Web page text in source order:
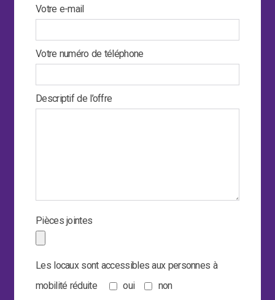
Votre e-mail
Votre numéro de téléphone
Descriptif de l’offre
Pièces jointes
Les locaux sont accessibles aux personnes à
mobilité réduite
oui non